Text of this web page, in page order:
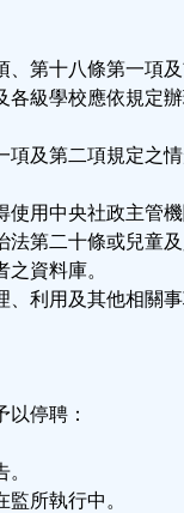
、第十八條第一項
各級學校應依規定
項及第二項規定之
使用中央社政主管
法第二十條或兒童
資料庫。
、利用及其他相關
停聘：
所執行中。